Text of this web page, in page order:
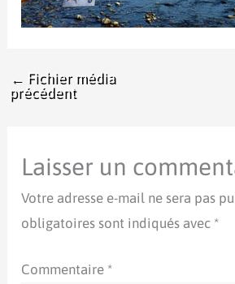
← Fichier média
précédent
Laisser un
Votre adresse e-mail ne sera pas
obligatoires sont indiqués avec *
Commentaire *